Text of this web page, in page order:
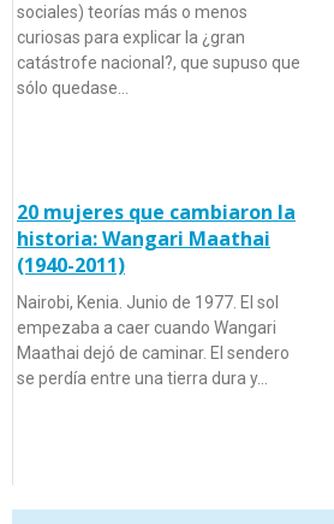
sociales) teorías más o menos
curiosas para explicar la ¿gran
catástrofe nacional?, que supuso que
sólo quedase…
20 mujeres que cambiaron la
historia: Wangari Maathai
(1940-2011)
Nairobi, Kenia. Junio de 1977. El sol
empezaba a caer cuando Wangari
Maathai dejó de caminar. El sendero
se perdía entre una tierra dura y…